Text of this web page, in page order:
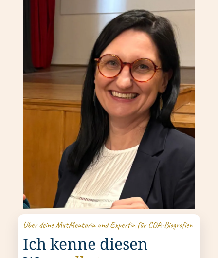
Über deine MutMentorin und Expertin für COA-Biografien
Ich kenne diesen